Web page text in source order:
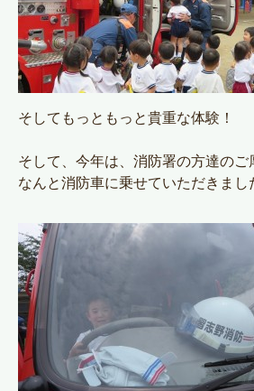
そしてもっともっと貴重な体験！
そして、今年は、消防署の方達のご
なんと消防車に乗せていただきまし